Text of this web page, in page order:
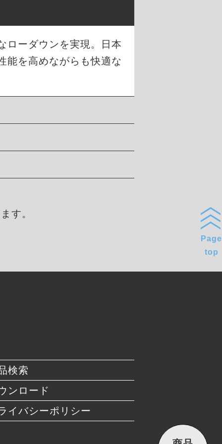
ローダウンを実現。日本
能を高めながらも快適な
す。
検索
ンロード
イバシーポリシー
Page
top